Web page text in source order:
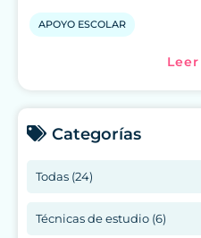
APOYO ESCOLAR
Categorías
Todas (24)
Técnicas de estudio (6)